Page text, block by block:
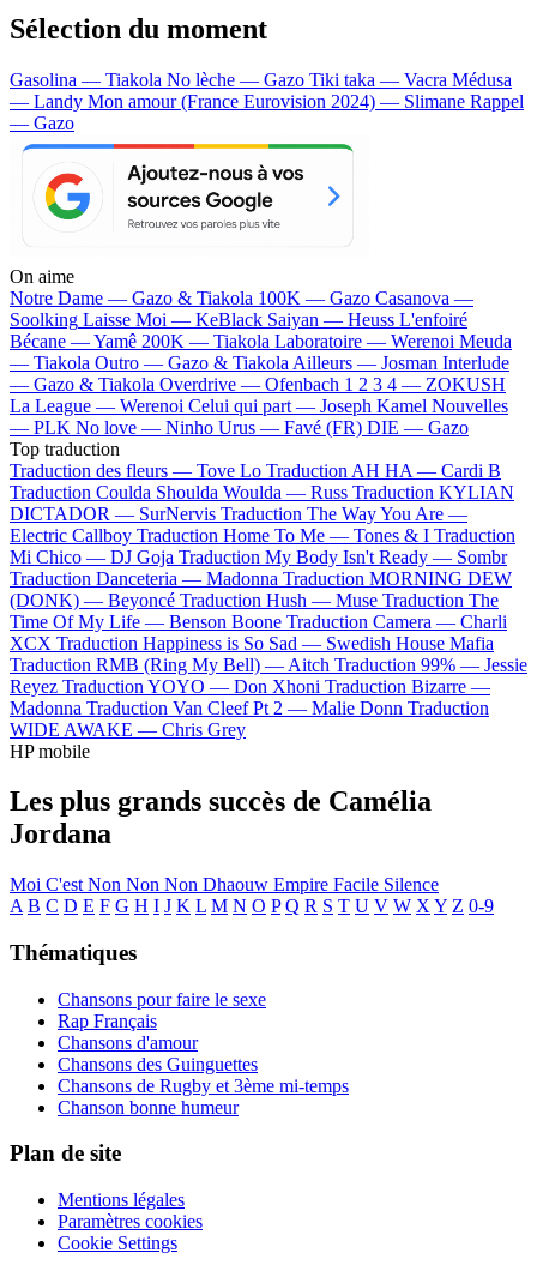
Sélection du moment
Gasolina — Tiakola No lèche — Gazo Tiki taka — Vacra Médusa
— Landy Mon amour (France Eurovision 2024) — Slimane Rappel
— Gazo
On aime
Notre Dame — Gazo & Tiakola 100K — Gazo Casanova —
Soolking Laisse Moi — KeBlack Saiyan — Heuss L'enfoiré
Bécane —Yamê 200K — Tiakola Laboratoire — Werenoi Meuda
— Tiakola Outro — Gazo & Tiakola Ailleurs — Josman Interlude
— Gazo & Tiakola Overdrive — Ofenbach 1 2 3 4 — ZOKUSH
La League — Werenoi Celui qui part — Joseph Kamel Nouvelles
— PLK No love — Ninho Urus — Favé (FR) DIE — Gazo
Top traduction
Traduction des fleurs — Tove Lo Traduction AH HA — Cardi B
Traduction Coulda Shoulda Woulda — Russ Traduction KYLIAN
DICTADOR — SurNervis Traduction The Way You Are —
Electric Callboy Traduction Home To Me — Tones & I Traduction
Mi Chico — DJ Goja Traduction My Body Isn't Ready — Sombr
Traduction Danceteria — Madonna Traduction MORNING DEW
(DONK) — Beyoncé Traduction Hush — Muse Traduction The
Time Of My Life — Benson Boone Traduction Camera — Charli
XCX Traduction Happiness is So Sad — Swedish House Mafia
Traduction RMB (Ring My Bell) — Aitch Traduction 99% — Jessie
Reyez Traduction YOYO — Don Xhoni Traduction Bizarre —
Madonna Traduction Van Cleef Pt 2 — Malie Donn Traduction
WIDE AWAKE — Chris Grey
HP mobile
Les plus grands succès de Camélia
Jordana
Moi C'est Non Non Non Dhaouw Empire Facile Silence
A B C D E F G H I J K L M N O P Q R S T U V W X Y Z 0-9
Thématiques
Chansons pour faire le sexe
Rap Français
Chansons d'amour
Chansons des Guinguettes
Chansons de Rugby et 3ème mi-temps
Chanson bonne humeur
Plan de site
Mentions légales
Paramètres cookies
Cookie Settings